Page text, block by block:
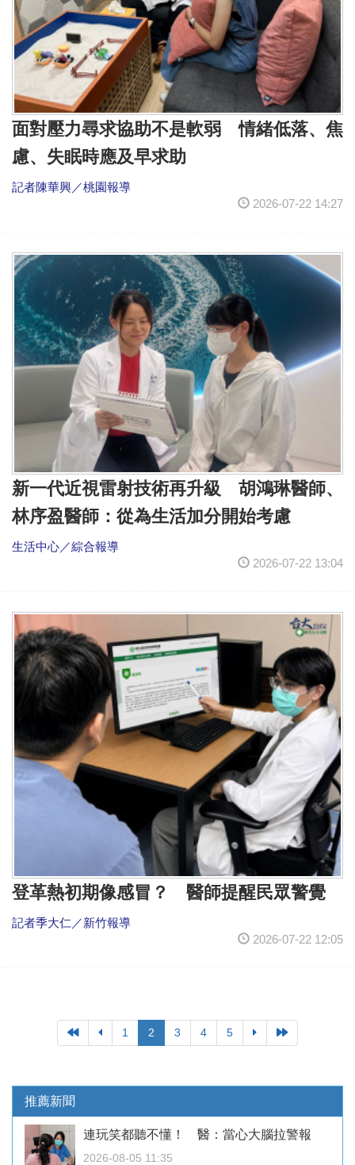
面對壓力尋求協助不是軟弱 情緒低落、焦
慮、失眠時應及早求助
記者陳華興／桃園報導
2026-07-22 14:27
新一代近視雷射技術再升級 胡鴻琳醫師、
林序盈醫師：從為生活加分開始考慮
生活中心／綜合報導
2026-07-22 13:04
登革熱初期像感冒？ 醫師提醒民眾警覺
記者季大仁／新竹報導
2026-07-22 12:05
1 2 3 4 5
推薦新聞
連玩笑都聽不懂！ 醫：當心大腦拉警報
2026-08-05 11:35